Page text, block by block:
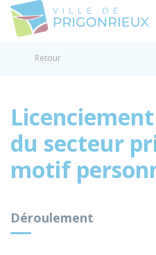
Retour
du secteur
motif
Déroulement